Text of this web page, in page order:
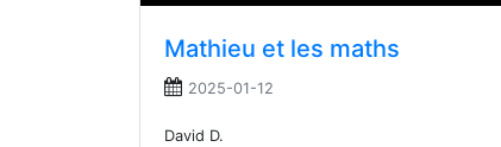
Mathieu et les maths
2025-01-12
David D.